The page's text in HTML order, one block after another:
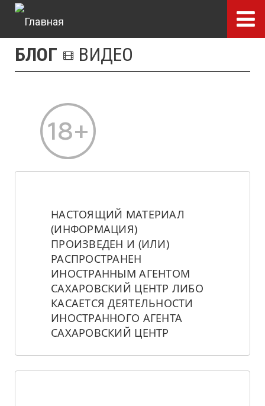
Перейти
основному
содержанию
БЛОГ ВИДЕО
НАСТОЯЩИЙ МАТЕРИАЛ
(ИНФОРМАЦИЯ)
ПРОИЗВЕДЕН И (ИЛИ)
РАСПРОСТРАНЕН
ИНОСТРАННЫМ АГЕНТОМ
САХАРОВСКИЙ ЦЕНТР ЛИБО
КАСАЕТСЯ ДЕЯТЕЛЬНОСТИ
ИНОСТРАННОГО АГЕНТА
САХАРОВСКИЙ ЦЕНТР